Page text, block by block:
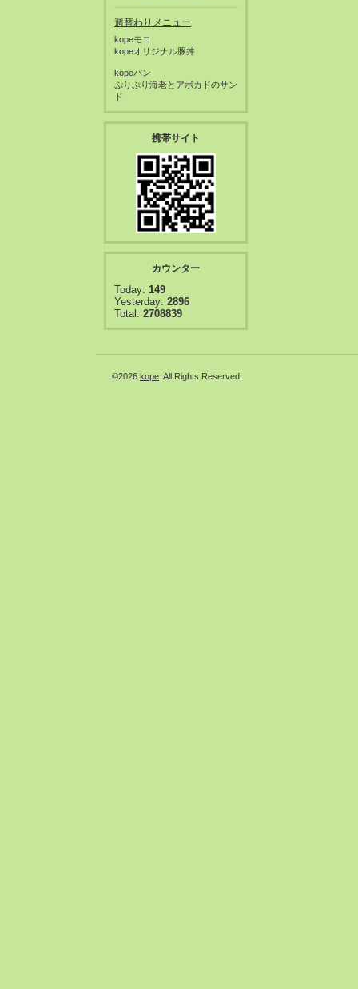
週替わりメニュー
kopeモコ
kopeオリジナル豚丼
kopeパン
ぷりぷり海老とアボカドのサン
ド
携帯サイト
カウンター
Today: 149
Yesterday: 2896
Total: 2708839
©2026 kope . All Rights Reserved.